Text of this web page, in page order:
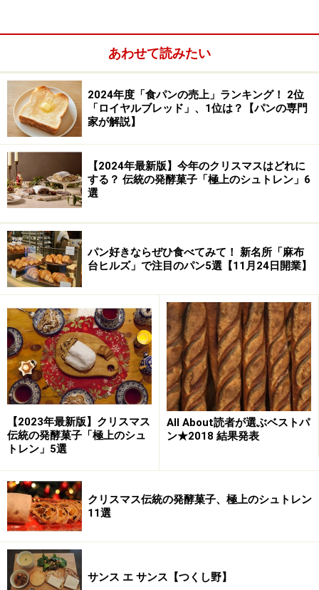
店の前の黒板
パン、さっくりとトーストに向くパンド
ミ、焼きカレーパン、栗の入った豆パン、
メロンパン。いろいろな種類がある中でも、下町らしく
うです。
でも、取材中に訪れた年配のお客さんが「天然酵母のパ
ンはない？」と尋ねられていました。ドイツパンにもリ
ピーターはいるそうで、今後この町でどんなふうに食事
パンが浸透していくのかは楽しみなところです。
藤原さんが今一番楽しさを感じるのは、お客さんがパン
や店の作りに感激したり感心してくれる時だそうです。
わたしは訪れる誰もが、店とパンにある「らしさ」に心
を動かされることと思います。ものを作るということ
に、こんなに広い可能性があるということにきっと気づ
取材の日には売り切れてしまっていましたが、フィユタ
ージュ（パイ）が藤原さんのおすすめ。そろそろアップ
ルパイの季節です。
あわせて読みたい
2024年度「食パンの売上」ランキング！ 2位
「ロイヤルブレッド」、1位は？【パンの専門
家が解説】
【2024年最新版】今年のクリスマスはどれに
する？ 伝統の発酵菓子「極上のシュトレン」6
選
パン好きならぜひ食べてみて！ 新名所「麻布
台ヒルズ」で注目のパン5選【11月24日開業】
【2023年最新版】クリスマス
伝統の発酵菓子「極上のシュ
トレン」5選
All About読者が選ぶベストパ
ン★2018 結果発表
クリスマス伝統の発酵菓子、極上のシュトレン
11選
サンス エ サンス【つくし野】